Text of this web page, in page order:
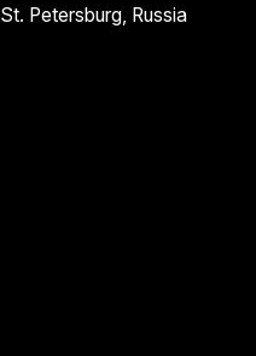
St. Petersburg, Russia